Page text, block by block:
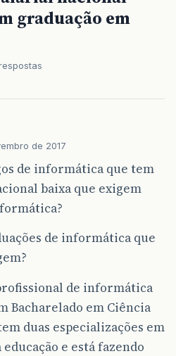
graduação em
de 2017
de informática que tem
baixa que exigem
de informática que
de informática
Bacharelado em Ciência
duas especializações em
e está fazendo